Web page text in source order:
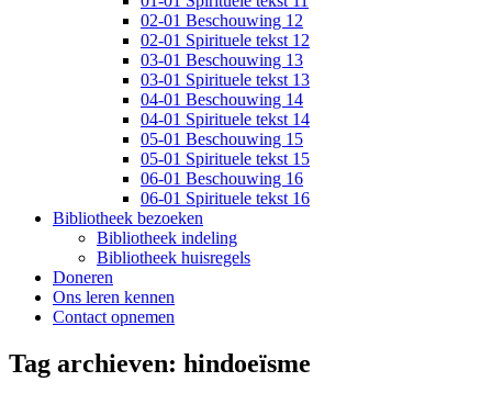
02-01 Beschouwing 12
02-01 Spirituele tekst 12
03-01 Beschouwing 13
03-01 Spirituele tekst 13
04-01 Beschouwing 14
04-01 Spirituele tekst 14
05-01 Beschouwing 15
05-01 Spirituele tekst 15
06-01 Beschouwing 16
06-01 Spirituele tekst 16
Bibliotheek bezoeken
Bibliotheek indeling
Bibliotheek huisregels
Doneren
Ons leren kennen
Contact opnemen
Tag archieven: hindoeïsme